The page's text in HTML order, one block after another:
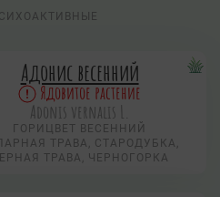
Адонис весенний
Ядовитое растение
Adonis vernalis L.
ГОРИЦВЕТ ВЕСЕННИЙ
ТРАВА, СТАРОДУБКА,
ТРАВА, ЧЕРНОГОРКА